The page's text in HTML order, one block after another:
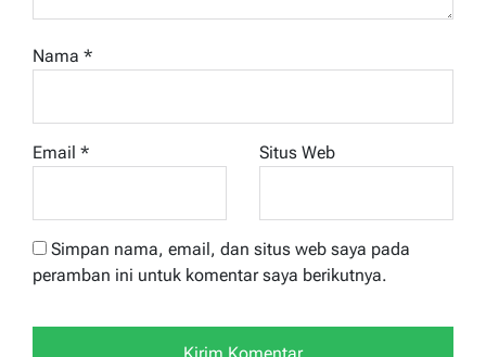
Nama *
Email * Situs Web
Simpan nama, email, dan situs web saya pada
peramban ini untuk komentar saya berikutnya.